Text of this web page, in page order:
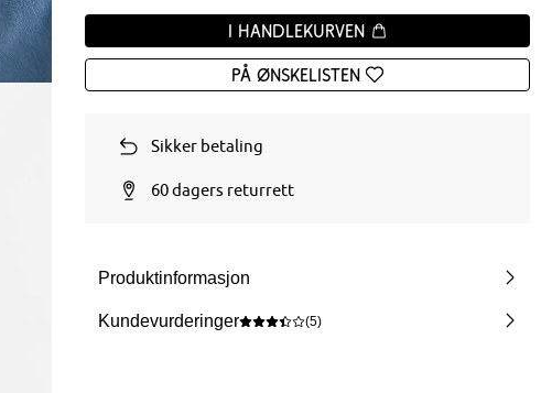
I handlekurven
På ønskelisten
Sikker betaling
60 dagers returrett
Produktinformasjon
Kundevurderinger (5)